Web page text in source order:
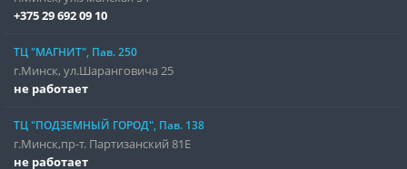
+375 29 692 09 10
ТЦ "МАГНИТ", Пав. 250
г.Минск, ул.Шаранговича 25
не работает
ТЦ "ПОДЗЕМНЫЙ ГОРОД", Пав. 138
г.Минск,пр-т. Партизанский 81Е
не работает